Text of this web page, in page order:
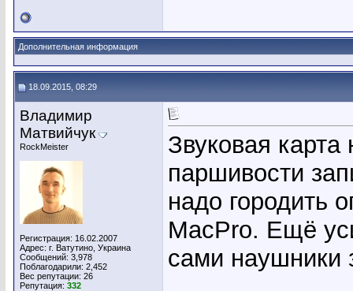
Дополнительная информация
18.09.2015, 08:29
Владимир
Матвийчук
RockMeister
Регистрация: 16.02.2007
Адрес: г. Ватутино, Украина
Сообщений: 3,978
Поблагодарили: 2,452
Вес репутации: 26
Репутация: 332
Звуковая
паршивости
надо городить
MacPro. Ещё
сами наушники